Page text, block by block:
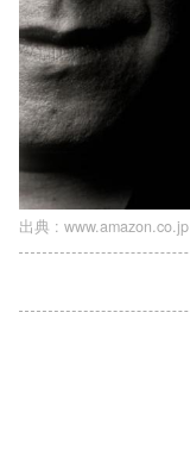
出典 : www.amazon.co.jp